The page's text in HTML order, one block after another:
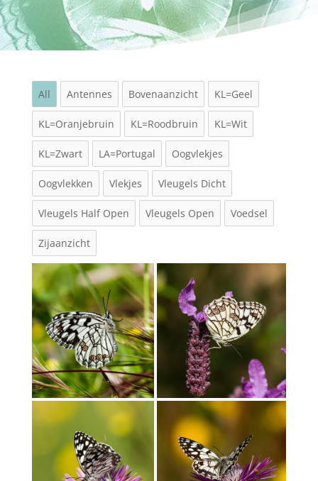
All Antennes Bovenaanzicht KL=Geel
KL=Oranjebruin KL=Roodbruin KL=Wit
KL=Zwart LA=Portugal Oogvlekjes
Oogvlekken Vlekjes Vleugels Dicht
Vleugels Half Open Vleugels Open Voedsel
Zijaanzicht